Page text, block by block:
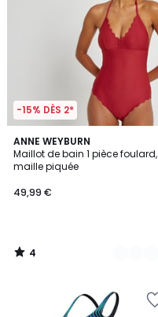
-15% DÈS 2*
ANNE WEYBURN
Maillot de bain 1 pièce foulard,
maille piquée
49,99 €
4
/
5
2
Couleurs
4
/